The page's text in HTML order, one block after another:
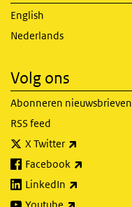
English
Nederlands
Volg ons
Abonneren nieuwsbrieven
RSS feed
X Twitter
Facebook
LinkedIn